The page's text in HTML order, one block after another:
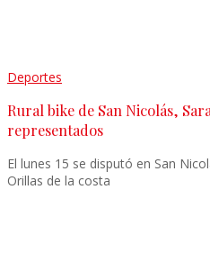
Deportes
Rural bike de San Nicolás,
representados
El lunes 15 se disputó en San
Orillas de la costa